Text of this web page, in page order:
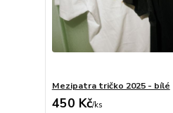
Mezipatra tričko 2025 - bílé
450 Kč/ks